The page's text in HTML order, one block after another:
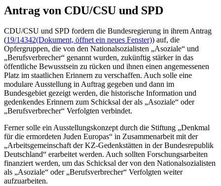
Antrag von CDU/CSU und SPD
CDU/CSU und SPD fordern die Bundesregierung in ihrem Antrag
(19/14342(Dokument, öffnet ein neues Fenster)) auf, die
Opfergruppen, die von den Nationalsozialisten „Asoziale“ und
„Berufsverbrecher“ genannt wurden, zukünftig stärker in das
öffentliche Bewusstsein zu rücken und ihnen einen angemessenen
Platz im staatlichen Erinnern zu verschaffen. Auch solle eine
modulare Ausstellung in Auftrag gegeben und dann im
Bundesgebiet gezeigt werden, die historische Information und
gedenkendes Erinnern zum Schicksal der als „Asoziale“ oder
„Berufsverbrecher“ Verfolgten verbindet.
Ferner solle ein Ausstellungskonzept durch die Stiftung „Denkmal
für die ermordeten Juden Europas“ in Zusammenarbeit mit der
„Arbeitsgemeinschaft der KZ-Gedenkstätten in der Bundesrepublik
Deutschland“ erarbeitet werden. Auch sollten Forschungsarbeiten
finanziert werden, um das Schicksal der von den Nationalsozialisten
als „Asoziale“ oder „Berufsverbrecher“ Verfolgten weiter
aufzuarbeiten.